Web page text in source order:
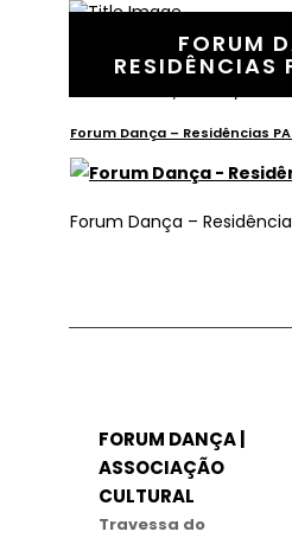
FORUM
RESIDÊNCIAS
17 Setembro, 2020 In
Forum Dança – Residências
Forum Dança –
FORUM DANÇA |
ASSOCIAÇÃO
CULTURAL
Travessa do